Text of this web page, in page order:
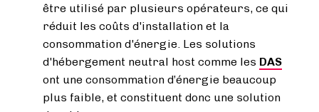
être utilisé par plusieurs opérateurs, ce qui
réduit les coûts d'installation et la
consommation d'énergie. Les solutions
d'hébergement neutral host comme les DAS
ont une consommation d’énergie beaucoup
plus faible, et constituent donc une solution